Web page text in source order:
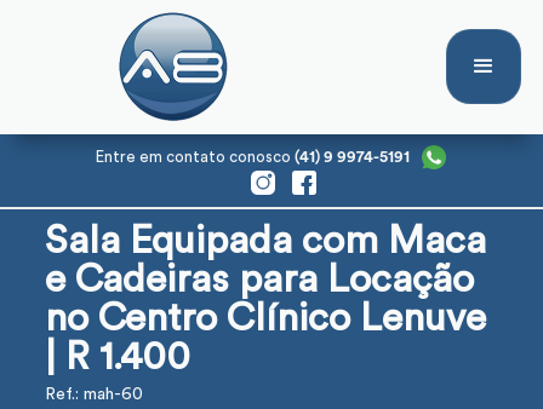
Entre em contato conosco (41) 9 9974-5191
Sala Equipada com Maca
e Cadeiras para Locação
no Centro Clínico Lenuve
| R 1.400
Ref.: mah-60